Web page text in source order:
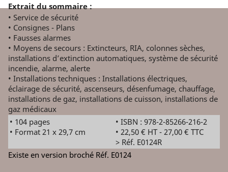
Extrait du sommaire :
• Service de sécurité
• Consignes - Plans
• Fausses alarmes
• Moyens de secours : Extincteurs, RIA, colonnes sèches,
installations d’extinction automatiques, système de sécurité
incendie, alarme, alerte
• Installations techniques : Installations électriques,
éclairage de sécurité, ascenseurs, désenfumage, chauffage,
installations de gaz, installations de cuisson, installations de
gaz médicaux
• 104 pages
• Format 21 x 29,7 cm
• ISBN : 978-2-85266-216-2
• 22,50 € HT - 27,00 € TTC
> Réf. E0124R
Existe en version broché Réf. E0124